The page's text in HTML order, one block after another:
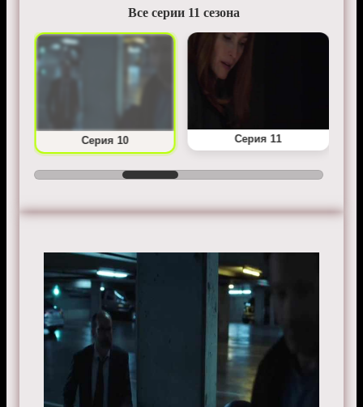
Все серии 11 сезона
Серия 10 Серия 11